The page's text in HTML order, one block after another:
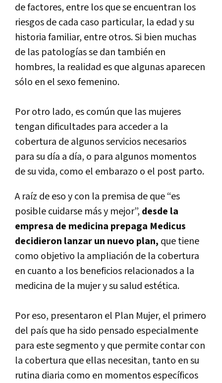
de factores, entre los que se encuentran los
riesgos de cada caso particular, la edad y su
historia familiar, entre otros. Si bien muchas
de las patologías se dan también en
hombres, la realidad es que algunas aparecen
sólo en el sexo femenino.
Por otro lado, es común que las mujeres
tengan dificultades para acceder a la
cobertura de algunos servicios necesarios
para su día a día, o para algunos momentos
de su vida, como el embarazo o el post parto.
A raíz de eso y con la premisa de que “es
posible cuidarse más y mejor”, desde la
empresa de medicina prepaga Medicus
decidieron lanzar un nuevo plan, que tiene
como objetivo la ampliación de la cobertura
en cuanto a los beneficios relacionados a la
medicina de la mujer y su salud estética.
Por eso, presentaron el Plan Mujer, el primero
del país que ha sido pensado especialmente
para este segmento y que permite contar con
la cobertura que ellas necesitan, tanto en su
rutina diaria como en momentos específicos